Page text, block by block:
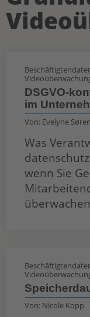
DSGVO-
im
Von: Evelyne
Was
wenn Sie
Von: Nicole Kopp